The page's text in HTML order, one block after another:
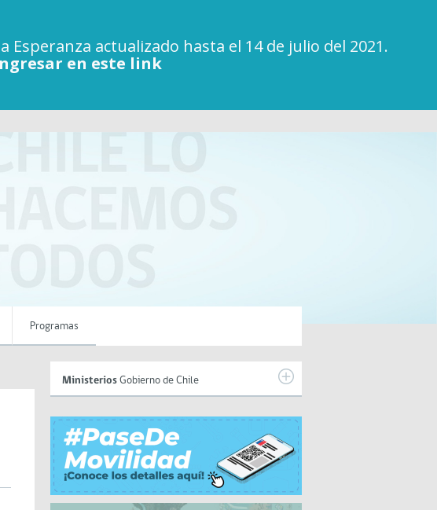
actualizado hasta el 14 de julio del 2021.
en este link
Programas
Ministerios Gobierno de Chile